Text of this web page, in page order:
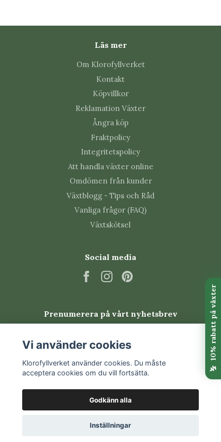
Skadar metallen växten?
Inte när dekorationen placeras löst på en stadig del
när stjälken växer.
Läs mer
Om Klorofyllverket
Kontakt
Köpvillkor
Reklamation Växter
Ångra köp
Fraktpolicy
Integritetspolicy
Att handla växter online
Omdömen från kunder
Växtblogg - Tips och Råd
Vanliga frågor (FAQ)
Växtskötsel
Social media
Prenumerera på vårt nyhetsbrev
Vi använder cookies
Klorofyllverket använder cookies. Du måste
acceptera cookies om du vill fortsätta.
Godkänn alla
Inställningar